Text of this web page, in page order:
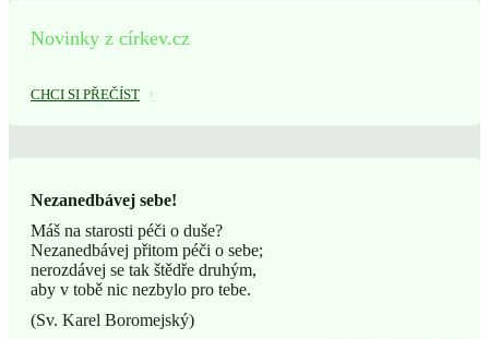
Novinky z církev.cz
CHCI SI PŘEČÍST
Nezanedbávej sebe!
Máš na starosti péči o duše?
Nezanedbávej přitom péči o sebe;
nerozdávej se tak štědře druhým,
aby v tobě nic nezbylo pro tebe.
(Sv. Karel Boromejský)